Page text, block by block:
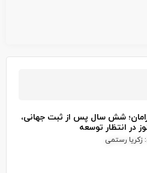
شش سال پس از ثبت جهانی،
در انتظار توسعه
رستمی